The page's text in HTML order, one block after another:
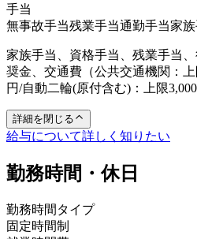
手当
無事故手当残業手当通勤手当家
家族手当、資格手当、残業手当
奨金、交通費（公共交通機関：
円/自動二輪(原付含む)：上限
詳細を閉じる
給与について詳しく知りたい
勤務時間・休日
勤務時間タイプ
固定時間制